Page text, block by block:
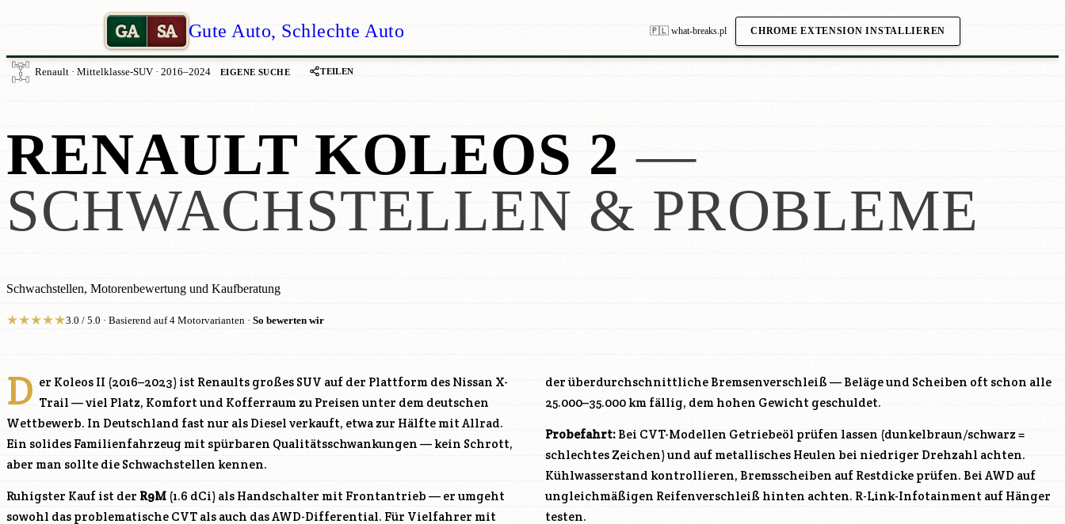
GA SA Gute Auto, Schlechte Auto 🇵🇱 what-breaks.pl CHROME EXTENSION INSTALLIEREN
Renault · Mittelklasse-SUV · 2016–2024 EIGENE SUCHE TEILEN
RENAULT KOLEOS 2 —
SCHWACHSTELLEN & PROBLEME
Schwachstellen, Motorenbewertung und Kaufberatung
★★★★★3.0 / 5.0 · Basierend auf 4 Motorvarianten · So bewerten wir
D er Koleos II (2016–2023) ist Renaults großes SUV auf der Plattform des Nissan X-
Trail — viel Platz, Komfort und Kofferraum zu Preisen unter dem deutschen
Wettbewerb. In Deutschland fast nur als Diesel verkauft, etwa zur Hälfte mit Allrad.
Ein solides Familienfahrzeug mit spürbaren Qualitätsschwankungen — kein Schrott,
aber man sollte die Schwachstellen kennen.
Ruhigster Kauf ist der R9M (1.6 dCi) als Handschalter mit Frontantrieb — er umgeht
sowohl das problematische CVT als auch das AWD-Differential. Für Vielfahrer mit
der überdurchschnittliche Bremsenverschleiß — Beläge und Scheiben oft schon alle
25.000–35.000 km fällig, dem hohen Gewicht geschuldet.
Probefahrt: Bei CVT-Modellen Getriebeöl prüfen lassen (dunkelbraun/schwarz =
schlechtes Zeichen) und auf metallisches Heulen bei niedriger Drehzahl achten.
Kühlwasserstand kontrollieren, Bremsscheiben auf Restdicke prüfen. Bei AWD auf
ungleichmäßigen Reifenverschleiß hinten achten. R-Link-Infotainment auf Hänger
testen.